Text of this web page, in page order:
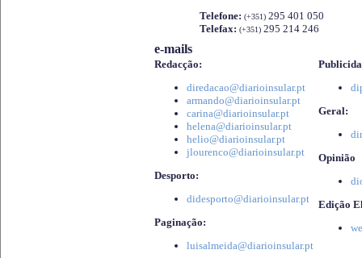
Telefone: (+351) 295 401 050
Telefax: (+351) 295 214 246
e-mails
Redacção:
diredacao@diarioinsular.pt
armando@diarioinsular.pt
carina@diarioinsular.pt
helena@diarioinsular.pt
helio@diarioinsular.pt
jlourenco@diarioinsular.pt
Desporto:
didesporto@diarioinsular.pt
Paginação:
luisalmeida@diarioinsular.pt
Geral:
Opinião
Edição